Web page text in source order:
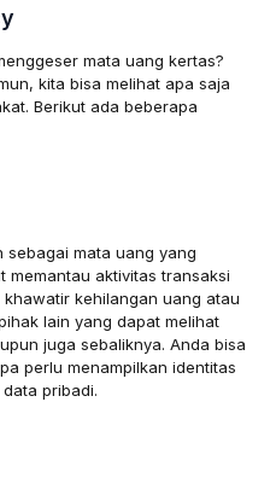
mata uang kertas?
kita bisa melihat apa saja
Berikut ada beberapa
sebagai mata uang yang
memantau aktivitas transaksi
kehilangan uang atau
lain yang dapat melihat
juga sebaliknya. Anda bisa
perlu menampilkan identitas
pribadi.